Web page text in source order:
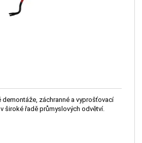
demontáže, záchranné a vyprošťovací
široké řadě průmyslových odvětví.